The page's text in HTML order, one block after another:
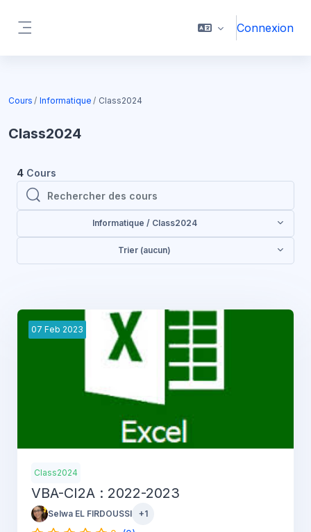
Connexion
Cours Informatique Class2024
Class2024
4 Cours
Rechercher des cours
Rechercher des cours
Informatique / Class2024
Trier (aucun)
07 Feb 2023
Class2024
VBA-CI2A : 2022-2023
Selwa EL FIRDOUSSI +1